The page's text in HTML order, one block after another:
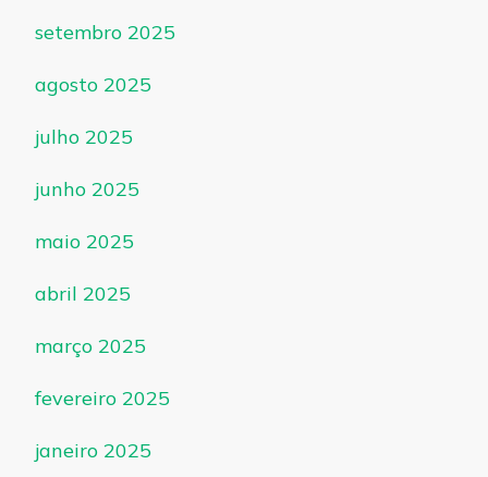
setembro 2025
agosto 2025
julho 2025
junho 2025
maio 2025
abril 2025
março 2025
fevereiro 2025
janeiro 2025